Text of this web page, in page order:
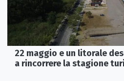
22 maggio e un litorale
a rincorrere la stagione